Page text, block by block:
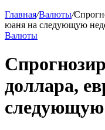
Главная/Валюты/
юаня на следующую
Валюты
доллара,